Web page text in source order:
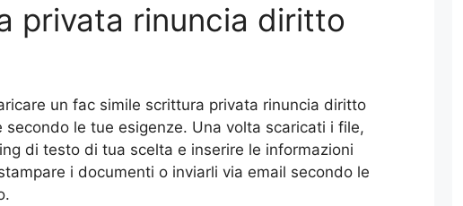
privata rinuncia diritto
un fac simile scrittura privata rinuncia diritto
le tue esigenze. Una volta scaricati i file,
di testo di tua scelta e inserire le informazioni
i documenti o inviarli via email secondo le